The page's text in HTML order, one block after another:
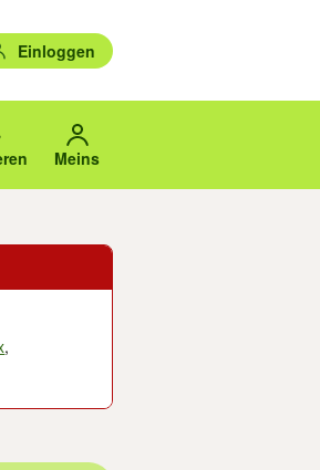
Einloggen
auswählen.
mit den Pfeiltasten nach oben/
Meins
,